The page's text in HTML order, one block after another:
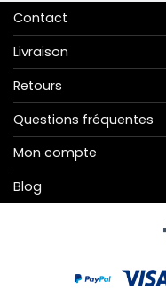
Contact
Livraison
Retours
Questions fréquentes
Mon compte
Blog